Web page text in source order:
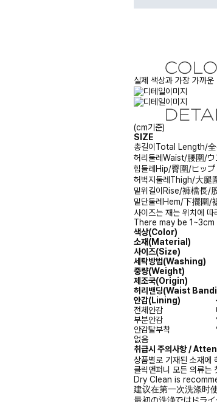
실제 색상과 가장 가까
(cm기준)
SIZE
총길이 Total Length/
허리둘레Waist/腰圍/ウ
힙둘레 Hip/臀圍/ヒップ
허벅지둘레 Thigh/大腿
밑위길이 Rise/褲檔長/
밑단둘레 Hem/下擺圍/
사이즈는 재는 위치에
There may be
색상(Color)
소재(Material)
사이즈(Size)
세탁방법(Washing)
중량(Weight)
제조국(Origin)
허리밴딩(Waist
안감(Lining)
전체안감
부분안감
안감탈부착
없음
취급시 주의사항 /
상품별로 기재된 소재에
클릭앤퍼니 모든 의류는
Dry Clean is
建议在第一次洗涤时